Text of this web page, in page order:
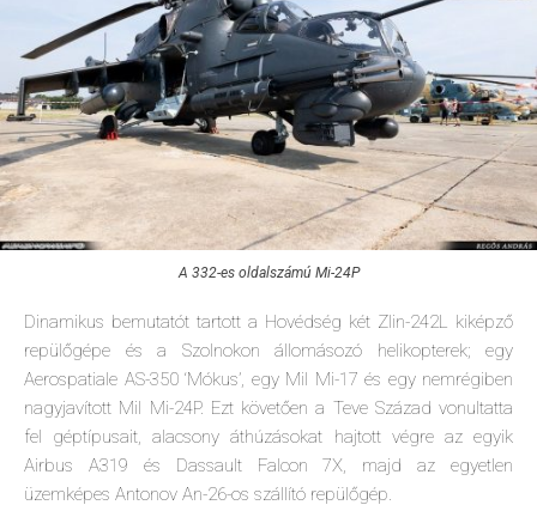
A 332-es oldalszámú Mi-24P
Dinamikus bemutatót tartott a Hovédség két Zlin-242L kiképző
repülőgépe és a Szolnokon állomásozó helikopterek; egy
Aerospatiale AS-350 ‘Mókus’, egy Mil Mi-17 és egy nemrégiben
nagyjavított Mil Mi-24P. Ezt követően a Teve Század vonultatta
fel géptípusait, alacsony áthúzásokat hajtott végre az egyik
Airbus A319 és Dassault Falcon 7X, majd az egyetlen
üzemképes Antonov An-26-os szállító repülőgép.